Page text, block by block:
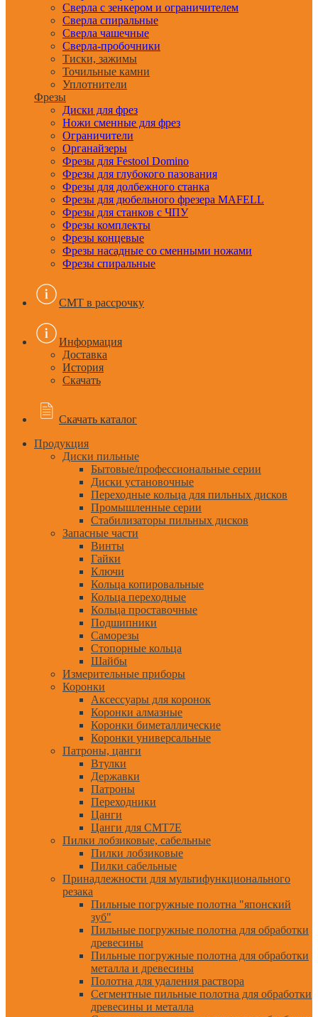
Сверла с зенкером и ограничителем
Сверла спиральные
Сверла чашечные
Сверла-пробочники
Тиски, зажимы
Точильные камни
Уплотнители
Фрезы
Диски для фрез
Ножи сменные для фрез
Ограничители
Органайзеры
Фрезы для Festool Domino
Фрезы для глубокого пазования
Фрезы для долбежного станка
Фрезы для дюбельного фрезера MAFELL
Фрезы для станков с ЧПУ
Фрезы комплекты
Фрезы концевые
Фрезы насадные со сменными ножами
Фрезы спиральные
CMT в рассрочку
Информация
Доставка
История
Скачать
Скачать каталог
Продукция
Диски пильные
Бытовые/профессиональные серии
Диски установочные
Переходные кольца для пильных дисков
Промышленные серии
Стабилизаторы пильных дисков
Запасные части
Винты
Гайки
Ключи
Кольца копировальные
Кольца переходные
Кольца проставочные
Подшипники
Саморезы
Стопорные кольца
Шайбы
Измерительные приборы
Коронки
Аксессуары для коронок
Коронки алмазные
Коронки биметаллические
Коронки универсальные
Патроны, цанги
Втулки
Державки
Патроны
Переходники
Цанги
Цанги для CMT7E
Пилки лобзиковые, сабельные
Пилки лобзиковые
Пилки сабельные
Принадлежности для мультифункционального
резака
Пильные погружные полотна "японский
зуб"
Пильные погружные полотна для обработки
древесины
Пильные погружные полотна для обработки
металла и древесины
Полотна для удаления раствора
Сегментные пильные полотна для обработки
древесины и металла